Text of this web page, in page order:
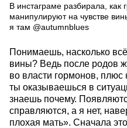
В инстаграме разбирала, как
манипулируют на чувстве
я там @autumnblues
Понимаешь, насколько всё
вины? Ведь после родов
во власти гормонов,
ты оказываешься в
знаешь почему.
справляются, а я нет,
плохая мать». Сначала